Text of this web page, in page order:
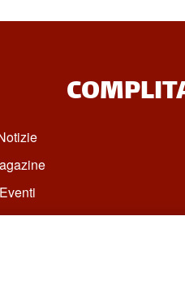
Eventi